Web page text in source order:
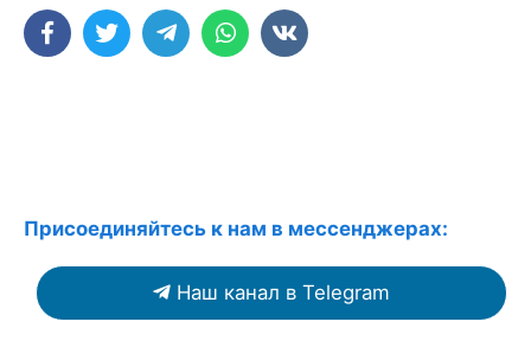
Присоединяйтесь к нам в мессенджерах:
Наш канал в Telegram